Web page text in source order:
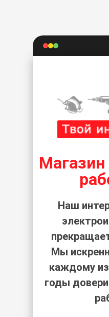
Наш
Мы
каждому
годы